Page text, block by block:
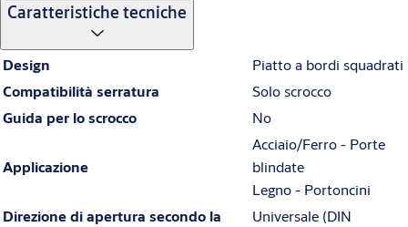
Caratteristiche tecniche
Design
Piatto a bordi squadrati
Compatibilità serratura
Solo scrocco
Guida per lo scrocco
No
Applicazione
Acciaio/Ferro - Porte
blindate
Legno - Portoncini
Direzione di apertura secondo la
Universale (DIN